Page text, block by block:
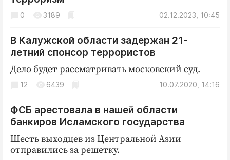
Медиаперсона
Клиника года
Работодатель года
02.12.2023, 10:45
0 3189
В Калужской области задержан 21-
летний спонсор террористов
Дело будет рассматривать московский суд.
10.07.2020, 14:16
12 6439
ФСБ арестовала в нашей области
банкиров Исламского государства
Шесть выходцев из Центральной Азии
отправились за решетку.